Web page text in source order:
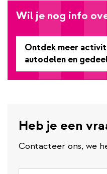
Ontdek meer
autodelen en
Wil je nog info
Heb je een
Contacteer ons, we